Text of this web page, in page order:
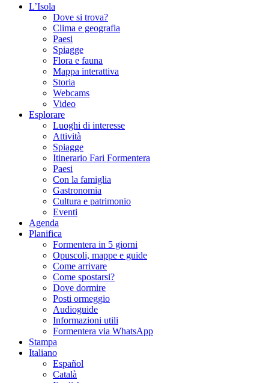
L’Isola
Dove si trova?
Clima e geografia
Paesi
Spiagge
Flora e fauna
Mappa interattiva
Storia
Webcams
Video
Esplorare
Luoghi di interesse
Attività
Spiagge
Itinerario Fari Formentera
Paesi
Con la famiglia
Gastronomia
Cultura e patrimonio
Eventi
Agenda
Planifica
Formentera in 5 giorni
Opuscoli, mappe e guide
Come arrivare
Come spostarsi?
Dove dormire
Posti ormeggio
Audioguide
Informazioni utili
Formentera via WhatsApp
Stampa
Italiano
Español
Català